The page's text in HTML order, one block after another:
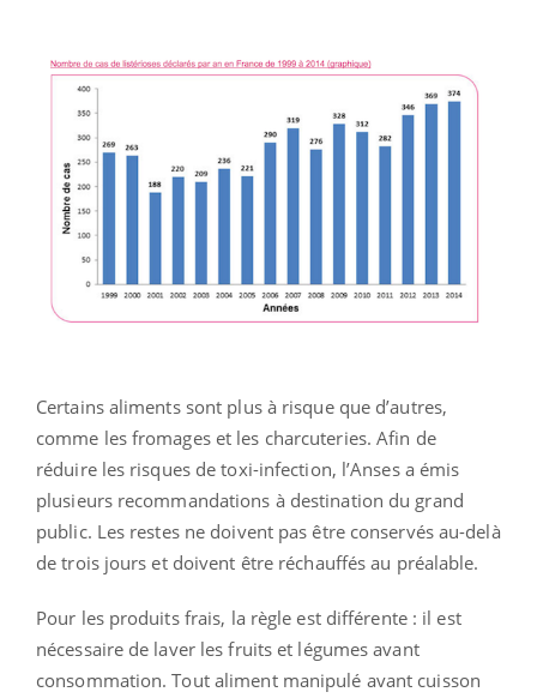
Certains aliments sont plus à risque que d’autres,
comme les fromages et les charcuteries. Afin de
réduire les risques de toxi-infection, l’Anses a émis
plusieurs recommandations à destination du grand
public. Les restes ne doivent pas être conservés au-delà
de trois jours et doivent être réchauffés au préalable.
Pour les produits frais, la règle est différente : il est
nécessaire de laver les fruits et légumes avant
consommation. Tout aliment manipulé avant cuisson